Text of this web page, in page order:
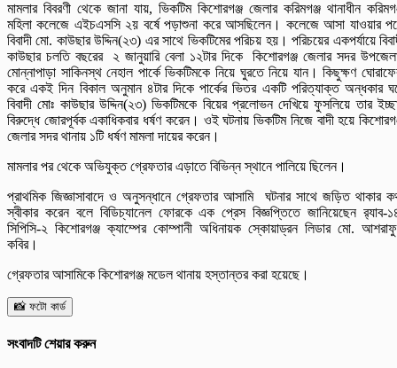
মামলার বিবরণী থেকে জানা যায়, ভিকটিম কিশোরগঞ্জ জেলার করিমগঞ্জ থানাধীন
মহিলা কলেজে এইচএসসি ২য় বর্ষে পড়াশুনা করে আসছিলেন। কলেজে আসা যাওয়ার
বিবাদী মো. কাউছার উদ্দিন(২৩) এর সাথে ভিকটিমের পরিচয় হয়। পরিচয়ের একপর্যায়ে
কাউছার চলতি বছরের ২ জানুয়ারি বেলা ১২টার দিকে কিশোরগঞ্জ জেলার সদর
মোন্নাপাড়া সাকিনস্থ নেহাল পার্কে ভিকটিমকে নিয়ে ঘুরতে নিয়ে যান। কিছুক্ষণ
করে একই দিন বিকাল অনুমান ৪টার দিকে পার্কের ভিতর একটি পরিত্যাক্ত অন্ধকার
বিবাদী মোঃ কাউছার উদ্দিন(২৩) ভিকটিমকে বিয়ের প্রলোভন দেখিয়ে ফুসলিয়ে তার
বিরুদ্ধে জোরপূর্বক একাধিকবার ধর্ষণ করেন। ওই ঘটনায় ভিকটিম নিজে বাদী হয়ে
জেলার সদর থানায় ১টি ধর্ষণ মামলা দায়ের করেন।
মামলার পর থেকে অভিযুক্ত গ্রেফতার এড়াতে বিভিন্ন স্থানে পালিয়ে ছিলেন।
প্রাথমিক জিজ্ঞাসাবাদে ও অনুসন্ধানে গ্রেফতার আসামি ঘটনার সাথে জড়িত থাকার
স্বীকার করেন বলে বিডিচ্যানেল ফোরকে এক প্রেস বিজ্ঞপ্তিতে জানিয়েছেন র‌্যাব-
সিপিসি-২ কিশোরগঞ্জ ক্যাম্পের কোম্পানী অধিনায়ক স্কোয়াড্রন লিডার মো.
কবির।
গ্রেফতার আসামিকে কিশোরগঞ্জ মডেল থানায় হস্তান্তর করা হয়েছে।
📸 ফটো কার্ড
সংবাদটি শেয়ার করুন